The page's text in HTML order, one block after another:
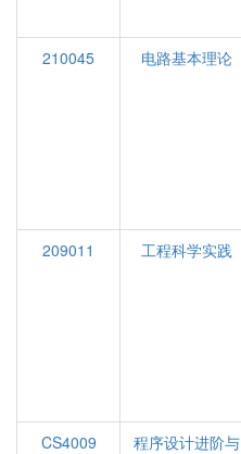
210045
电路基本理论
209011
工程科学实践
CS4009
程序设计进阶与